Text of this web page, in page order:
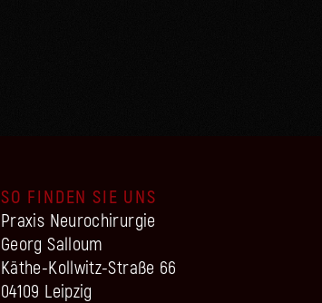
SO FINDEN SIE UNS
Pra­xis Neurochirurgie
Georg Salloum
Käthe-Koll­witz-Stra­ße 66
04109 Leipzig